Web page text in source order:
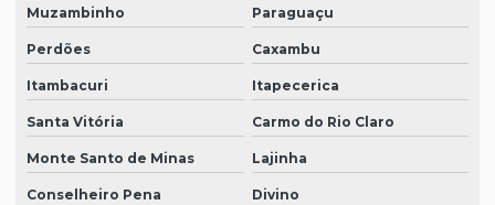
Muzambinho Paraguaçu
Perdões Caxambu
Itambacuri Itapecerica
Santa Vitória Carmo do Rio Claro
Monte Santo de Minas Lajinha
Conselheiro Pena Divino